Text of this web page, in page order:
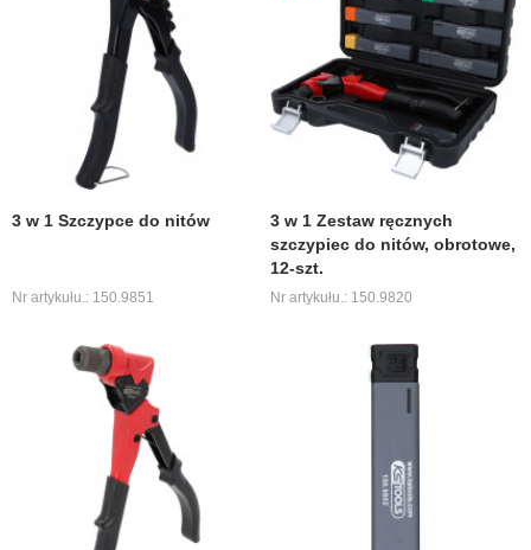
3 w 1 Szczypce do nitów
Nr artykułu.: 150.9851
3 w 1 Zestaw ręcznych
szczypiec do nitów, obrotowe,
12-szt.
Nr artykułu.: 150.9820